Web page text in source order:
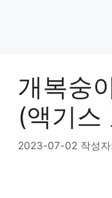
개복숭
(액기스
2023-07-02 작성